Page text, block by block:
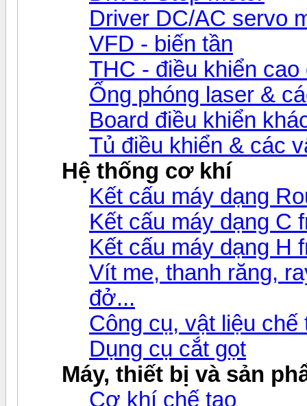
Driver DC/AC servo
VFD - biến tần
THC - điều khiển
Ống phóng laser &
Board điều khiển
Tủ điều khiển & các
Hệ thống cơ khí
Kết cấu máy dạng
Kết cấu máy dạng C
Kết cấu máy dạng H
Vít me, thanh răng,
đở...
Công cụ, vật liệu chế
Dụng cụ cắt gọt
Máy, thiết bị và sản
Cơ khí chế tạo